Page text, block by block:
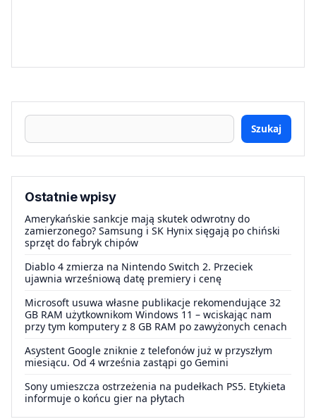
Szukaj
Ostatnie wpisy
Amerykańskie sankcje mają skutek odwrotny do
zamierzonego? Samsung i SK Hynix sięgają po chiński
sprzęt do fabryk chipów
Diablo 4 zmierza na Nintendo Switch 2. Przeciek
ujawnia wrześniową datę premiery i cenę
Microsoft usuwa własne publikacje rekomendujące 32
GB RAM użytkownikom Windows 11 – wciskając nam
przy tym komputery z 8 GB RAM po zawyżonych cenach
Asystent Google zniknie z telefonów już w przyszłym
miesiącu. Od 4 września zastąpi go Gemini
Sony umieszcza ostrzeżenia na pudełkach PS5. Etykieta
informuje o końcu gier na płytach